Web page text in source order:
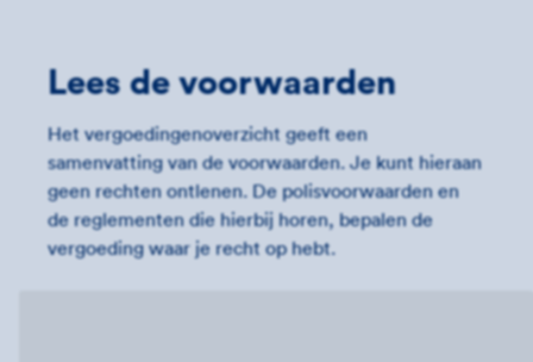
Lees de voorwaarden
Het vergoedingenoverzicht geeft een
samenvatting van de voorwaarden. Je kunt hieraan
geen rechten ontlenen. De polisvoorwaarden en
de reglementen die hierbij horen, bepalen de
vergoeding waar je recht op hebt.